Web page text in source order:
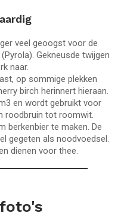
veel geoogst voor de
Gekneusde twijgen
naar.
op sommige plekken
birch herinnert hieraan.
en wordt gebruikt voor
roodbruin tot roomwit.
berkenbier te maken. De
gegeten als noodvoedsel.
dienen voor thee.